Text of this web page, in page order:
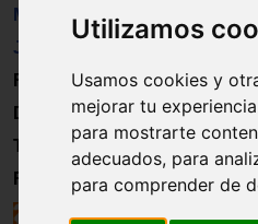
Utilizamos
Usamos cookies y
mejorar tu
para mostrarte
adecuados, para
para comprender de
Material
Juguetes
Formación
Directorio
Trabajo
Registro